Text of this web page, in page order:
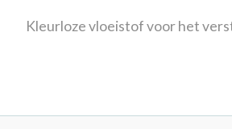
Kleurloze vloeistof voor het